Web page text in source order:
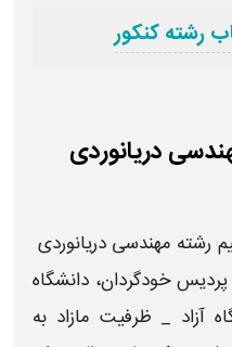
رشته کنکور
دریانوردی
رشته مهندسی دریانوردی ​
پردیس خودگردان، دانشگاه
آزاد _ ظرفیت مازاد به